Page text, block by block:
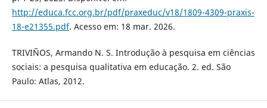
http://educa.fcc.org.br/pdf/praxeduc/v18/1809-4309-praxis-
18-e21355.pdf. Acesso em: 18 mar. 2026.
TRIVIÑOS, Armando N. S. Introdução à pesquisa em ciências
sociais: a pesquisa qualitativa em educação. 2. ed. São
Paulo: Atlas, 2012.